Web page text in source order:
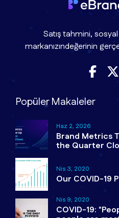
Satış tahmini,
markanızındeğerinin
Popüler Makaleler
Haz 2, 2026
Brand Metrics
the Quarter
Nis 3, 2020
Our COVID-19
Nis 9, 2020
COVID-19: